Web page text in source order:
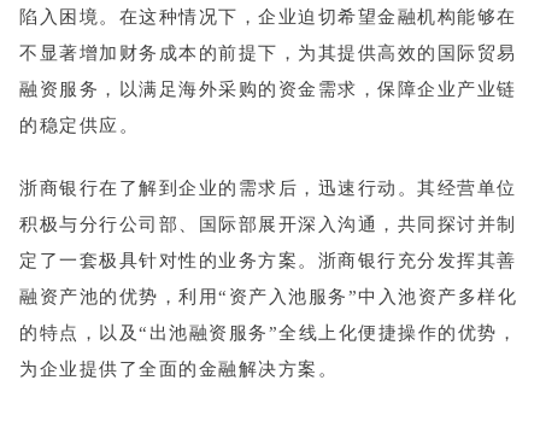
陷入困境。在这种情况下，企业迫切希望金融机构能够在
不显著增加财务成本的前提下，为其提供高效的国际贸易
融资服务，以满足海外采购的资金需求，保障企业产业链
的稳定供应。
浙商银行在了解到企业的需求后，迅速行动。其经营单位
积极与分行公司部、国际部展开深入沟通，共同探讨并制
定了一套极具针对性的业务方案。浙商银行充分发挥其善
融资产池的优势，利用“资产入池服务”中入池资产多样化
的特点，以及“出池融资服务”全线上化便捷操作的优势，
为企业提供了全面的金融解决方案。